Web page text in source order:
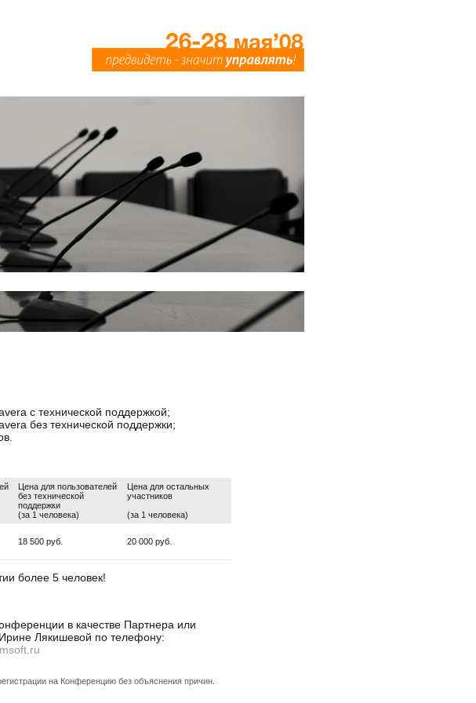
с технической поддержкой;
без технической поддержки;
Цена для пользователей
без технической
поддержки
(за 1 человека)
Цена для остальных
участников
(за 1 человека)
18 500 руб. 20 000 руб.
более 5 человек!
в качестве Партнера или
Лякишевой по телефону:
на Конференцию без объяснения причин.